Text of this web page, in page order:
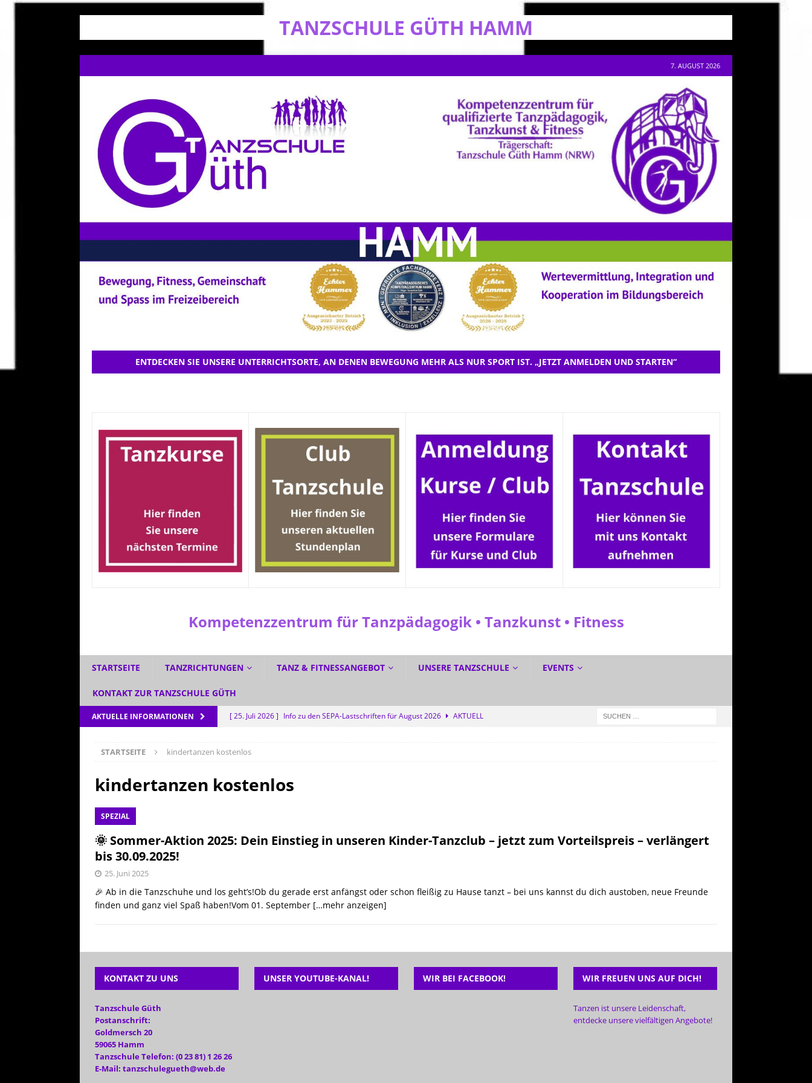
TANZSCHULE GÜTH HAMM
7. AUGUST 2026
ENTDECKEN SIE UNSERE UNTERRICHTSORTE, AN DENEN BEWEGUNG MEHR ALS NUR SPORT IST. „JETZT ANMELDEN UND STARTEN“
Kompetenzzentrum für Tanzpädagogik • Tanzkunst • Fitness
STARTSEITE TANZRICHTUNGEN TANZ & FITNESSANGEBOT UNSERE TANZSCHULE EVENTS
KONTAKT ZUR TANZSCHULE GÜTH
AKTUELLE INFORMATIONEN [ 25. Juli 2026 ] Info zu den SEPA-Lastschriften für August 2026
AKTUELL
[ 3. Juni 2026 ]
[ 5. Mai 2026 ]
AKTUELL
STARTSEITE kindertanzen kostenlos
kindertanzen kostenlos
SPEZIAL
🌞 Sommer-Aktion 2025: Dein Einstieg in unseren Kinder-Tanzclub – jetzt zum Vorteilspreis – verlängert
bis 30.09.2025!
25. Juni 2025
🎉 Ab in die Tanzschuhe und los geht’s!Ob du gerade erst anfängst oder schon fleißig zu Hause tanzt – bei uns kannst du dich austoben, neue Freunde
finden und ganz viel Spaß haben!Vom 01. September […mehr anzeigen]
KONTAKT ZU UNS
Tanzschule Güth
Postanschrift:
Goldmersch 20
59065 Hamm
Tanzschule Telefon: (0 23 81) 1 26 26
E-Mail: tanzschulegueth@web.de
UNSER YOUTUBE-KANAL! WIR BEI FACEBOOK! WIR FREUEN UNS AUF DICH!
Tanzen ist unsere Leidenschaft,
entdecke unsere vielfältigen Angebote!